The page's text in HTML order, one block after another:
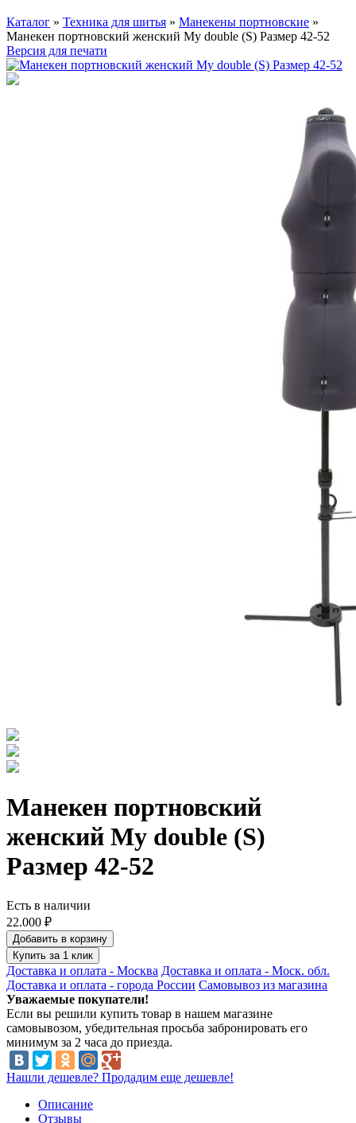
Каталог » Техника для шитья » Манекены портновские »
Манекен портновский женский My double (S) Размер 42-52
Версия для печати
Манекен портновский
женский My double (S)
Размер 42-52
Есть в наличии
22.000 ₽
Добавить в корзину
Купить за 1 клик
Доставка и оплата - Москва Доставка и оплата - Моск. обл.
Доставка и оплата - города России Самовывоз из магазина
Уважаемые покупатели!
Если вы решили купить товар в нашем магазине
самовывозом, убедительная просьба забронировать его
минимум за 2 часа до приезда.
Нашли дешевле? Продадим еще дешевле!
Описание
Отзывы